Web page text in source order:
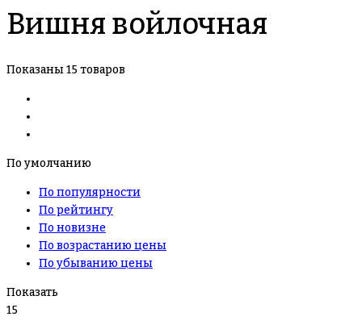
Вишня войлочная
Показаны 15 товаров
По умолчанию
По популярности
По рейтингу
По новизне
По возрастанию цены
По убыванию цены
Показать
15